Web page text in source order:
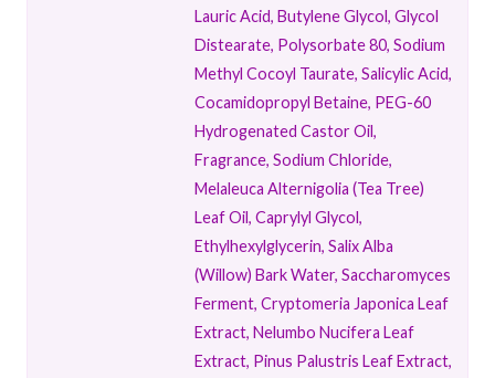
Lauric Acid, Butylene Glycol, Glycol
Distearate, Polysorbate 80, Sodium
Methyl Cocoyl Taurate, Salicylic Acid,
Cocamidopropyl Betaine, PEG-60
Hydrogenated Castor Oil,
Fragrance, Sodium Chloride,
Melaleuca Alternigolia (Tea Tree)
Leaf Oil, Caprylyl Glycol,
Ethylhexylglycerin, Salix Alba
(Willow) Bark Water, Saccharomyces
Ferment, Cryptomeria Japonica Leaf
Extract, Nelumbo Nucifera Leaf
Extract, Pinus Palustris Leaf Extract,